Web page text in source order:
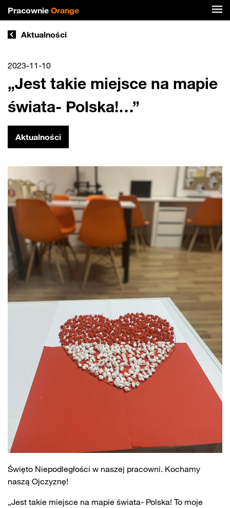
Pracownie Orange
Aktualności
2023-11-10
„Jest takie miejsce na mapie
świata- Polska!…”
Aktualności
Święto Niepodległości w naszej pracowni. Kochamy
naszą Ojczyznę!
„Jest takie miejsce na mapie świata- Polska! To moje